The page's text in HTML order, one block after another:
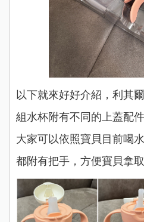
以下就來好好介紹，利其
組水杯附有不同的上蓋配
大家可以依照寶貝目前喝
都附有把手，方便寶貝拿取